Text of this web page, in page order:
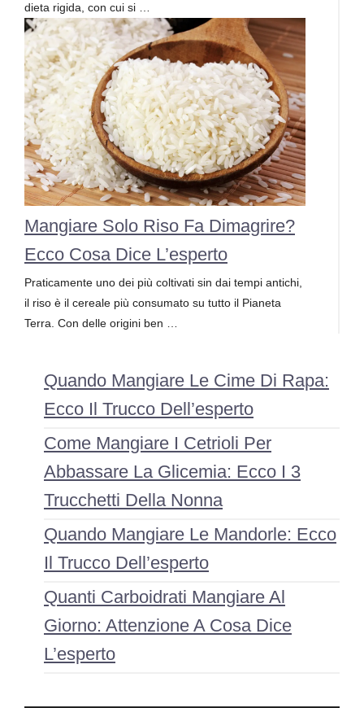
dieta rigida, con cui si …
Mangiare Solo Riso Fa Dimagrire?
Ecco Cosa Dice L’esperto
Praticamente uno dei più coltivati sin dai tempi antichi,
il riso è il cereale più consumato su tutto il Pianeta
Terra. Con delle origini ben …
Quando Mangiare Le Cime Di Rapa:
Ecco Il Trucco Dell’esperto
Come Mangiare I Cetrioli Per
Abbassare La Glicemia: Ecco I 3
Trucchetti Della Nonna
Quando Mangiare Le Mandorle: Ecco
Il Trucco Dell’esperto
Quanti Carboidrati Mangiare Al
Giorno: Attenzione A Cosa Dice
L’esperto